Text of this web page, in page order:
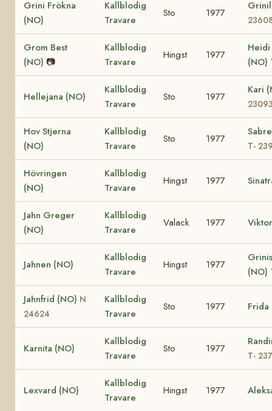
Grini Frökna
(NO)
Kallblodig
Travare
Sto 1977
Grom Best
(NO) 📷
Kallblodig
Travare
Hingst 1977
Heidi
(NO)
Hellejana (NO)
Kallblodig
Travare
Sto 1977
Kari
Hov Stjerna
(NO)
Kallblodig
Travare
Sto 1977
T-
Hövringen
(NO)
Kallblodig
Travare
Hingst 1977
Jahn Greger
(NO)
Kallblodig
Travare
Valack 1977
Jahnen (NO)
Kallblodig
Travare
Hingst 1977
(NO)
Jahnfrid (NO) N
24624
Kallblodig
Travare
Sto 1977 Frida
Karnita (NO)
Kallblodig
Travare
Sto 1977
T-
Lexvard (NO)
Kallblodig
Travare
Hingst 1977